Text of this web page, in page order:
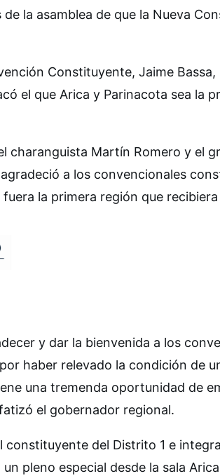
la asamblea de que la Nueva
Constituyente, Jaime
el que Arica y Parinacota sea la
charanguista Martín Romero y el
a los convencionales
la primera región que
y dar la bienvenida a los
haber relevado la condición de
una tremenda oportunidad de
el gobernador regional.
del Distrito 1 e
pleno especial desde la sala